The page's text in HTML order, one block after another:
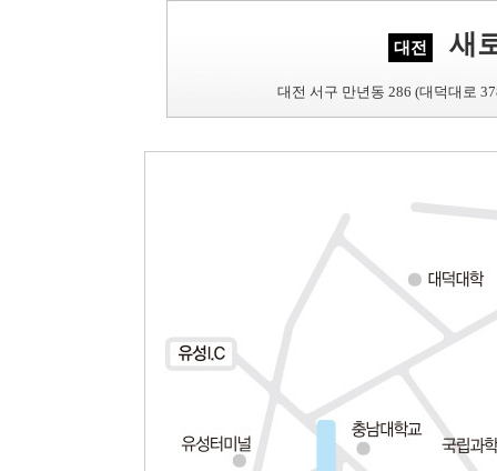
대전 새
대전 서구 만년동 286 (대덕대로